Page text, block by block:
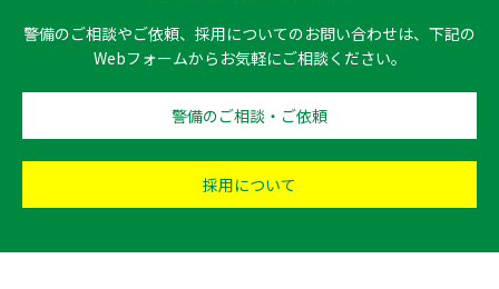
警備のご相談やご依頼、採用についてのお問い合わせは、下記の
Webフォームからお気軽にご相談ください。
警備のご相談・ご依頼
採用について